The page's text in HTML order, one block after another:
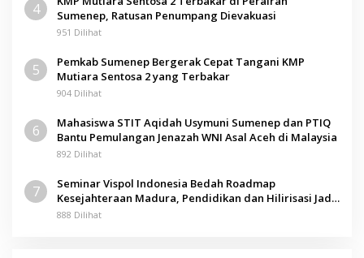
4
Sumenep, Ratusan Penumpang Dievakuasi
951 Dilihat
5
Pemkab Sumenep Bergerak Cepat Tangani KMP
Mutiara Sentosa 2 yang Terbakar
904 Dilihat
6
Mahasiswa STIT Aqidah Usymuni Sumenep dan PTIQ
Bantu Pemulangan Jenazah WNI Asal Aceh di Malaysia
892 Dilihat
7
Seminar Vispol Indonesia Bedah Roadmap
Kesejahteraan Madura, Pendidikan dan Hilirisasi Jadi
Kunci
888 Dilihat